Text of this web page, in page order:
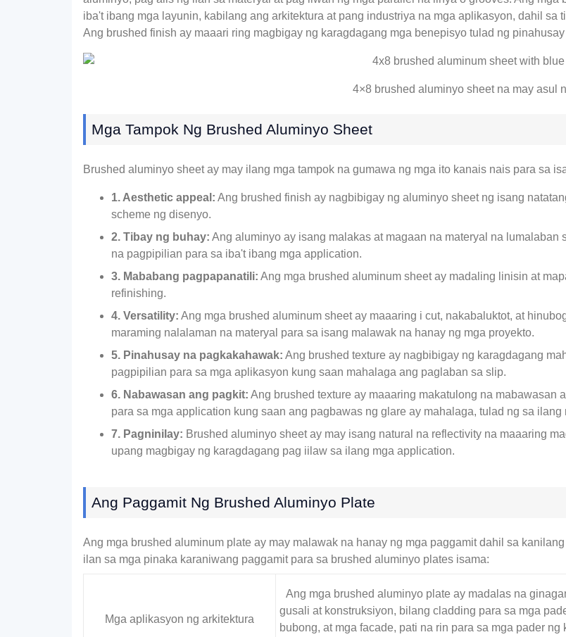
iba't ibang mga layunin, kabilang ang arkitektura at pang industriya na mga aplikasyon, dahil sa
Ang brushed finish ay maaari ring magbigay ng karagdagang mga benepisyo tulad ng
4×8 brushed aluminyo sheet na may asul
Mga Tampok Ng Brushed Aluminyo Sheet
Brushed aluminyo sheet ay may ilang mga tampok na gumawa ng mga ito kanais nais para sa
1. Aesthetic appeal: Ang brushed finish ay nagbibigay ng aluminyo sheet ng isang
scheme ng disenyo.
2. Tibay ng buhay: Ang aluminyo ay isang malakas at magaan na materyal na
na pagpipilian para sa iba't ibang mga application.
3. Mababang pagpapanatili: Ang mga brushed aluminum sheet ay madaling linisin at
refinishing.
4. Versatility: Ang mga brushed aluminum sheet ay maaaring i cut, nakabaluktot, at
maraming nalalaman na materyal para sa isang malawak na hanay ng mga proyekto.
5. Pinahusay na pagkakahawak: Ang brushed texture ay nagbibigay ng karagdagang
pagpipilian para sa mga aplikasyon kung saan mahalaga ang paglaban sa slip.
6. Nabawasan ang pagkit: Ang brushed texture ay maaaring makatulong na
para sa mga application kung saan ang pagbawas ng glare ay mahalaga, tulad ng sa
7. Pagninilay: Brushed aluminyo sheet ay may isang natural na reflectivity na maaaring
upang magbigay ng karagdagang pag iilaw sa ilang mga application.
Ang Paggamit Ng Brushed Aluminyo Plate
Ang mga brushed aluminum plate ay may malawak na hanay ng mga paggamit dahil sa
ilan sa mga pinaka karaniwang paggamit para sa brushed aluminyo plates isama:
Mga aplikasyon ng arkitektura
Ang mga brushed aluminyo plate ay madalas na
gusali at konstruksiyon, bilang cladding para sa mga
bubong, at mga facade, pati na rin para sa mga pader ng